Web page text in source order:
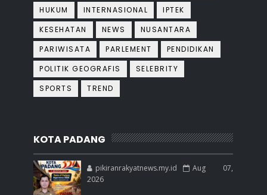
HUKUM
INTERNASIONAL
IPTEK
KESEHATAN
NEWS
NUSANTARA
PARIWISATA
PARLEMENT
PENDIDIKAN
POLITIK GEOGRAFIS
SELEBRITY
SPORTS
TREND
KOTA PADANG
pikiranrakyatnews.my.id
Aug 07,
2026